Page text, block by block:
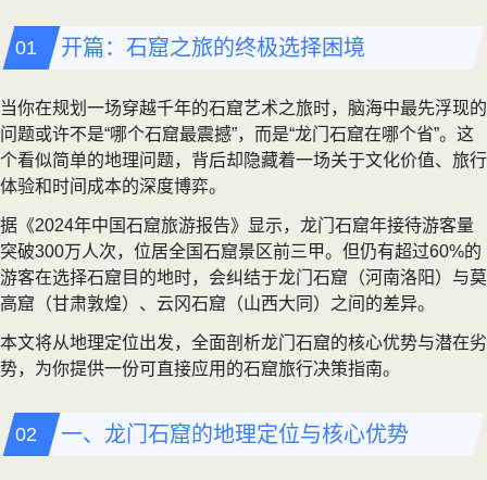
开篇：石窟之旅的终极选择困境
当你在规划一场穿越千年的石窟艺术之旅时，脑海中最先浮现的
问题或许不是“哪个石窟最震撼”，而是“龙门石窟在哪个省”。这
个看似简单的地理问题，背后却隐藏着一场关于文化价值、旅行
体验和时间成本的深度博弈。
据《2024年中国石窟旅游报告》显示，龙门石窟年接待游客量
突破300万人次，位居全国石窟景区前三甲。但仍有超过60%的
游客在选择石窟目的地时，会纠结于龙门石窟（河南洛阳）与莫
高窟（甘肃敦煌）、云冈石窟（山西大同）之间的差异。
本文将从地理定位出发，全面剖析龙门石窟的核心优势与潜在劣
势，为你提供一份可直接应用的石窟旅行决策指南。
一、龙门石窟的地理定位与核心优势